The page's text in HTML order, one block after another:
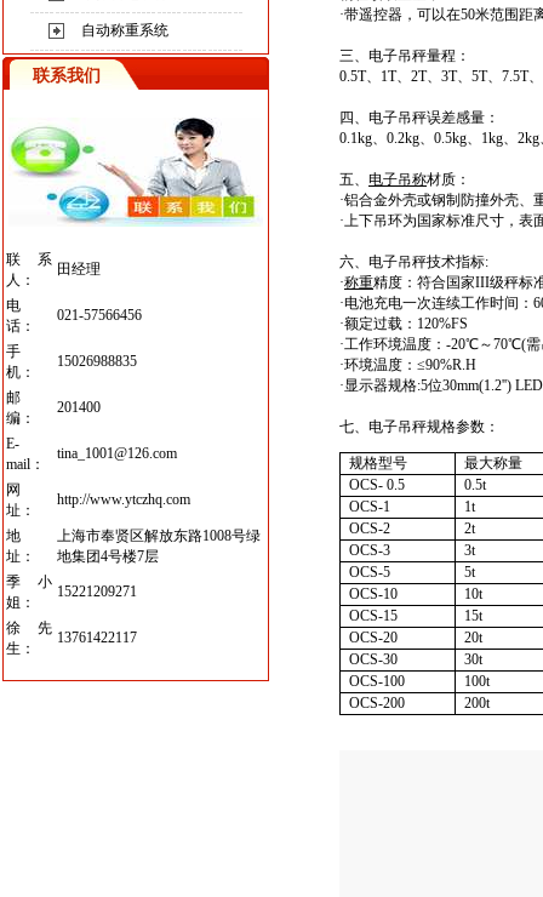
自动称重系统
联系我们
联系
人：
田经理
电
话：
021-57566456
手
机：
15026988835
邮
编：
201400
E-
mail：
tina_1001@126.com
网
址：
http://www.ytczhq.com
地
址：
上海市奉贤区解放东路1008号绿
地集团4号楼7层
季小
姐：
15221209271
徐先
生：
13761422117
·带遥控器，可以在50米范围距
三、电子吊秤量程：
0.5T、1T、2T、3T、5T、7.5T
四、电子吊秤误差感量：
0.1kg、0.2kg、0.5kg、1kg、
五、 电子吊称材质：
·铝合金外壳或钢制防撞外壳、
·上下吊环为国家标准尺寸，表
六、电子吊秤技术指标:
·称重精度：符合国家III级秤标
·电池充电一次连续工作时间：
·额定过载：120%FS
·工作环境温度：-20℃～70℃(
·环境温度：≤90%R.H
·显示器规格:5位30mm(1.2'')
七、电子吊秤规格参数：
规格型号
最大称量
OCS- 0.5
0.5t
OCS-1
1t
OCS-2
2t
OCS-3
3t
OCS-5
5t
OCS-10
10t
OCS-15
15t
OCS-20
20t
OCS-30
30t
OCS-100
100t
OCS-200
200t